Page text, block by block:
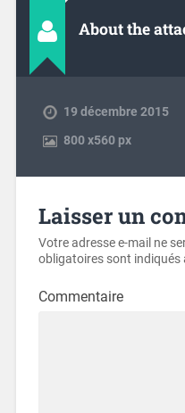
About the
19 décembre 2015
800x560 px
Laisser un
Votre adresse e-mail ne
obligatoires sont indiqués
Commentaire